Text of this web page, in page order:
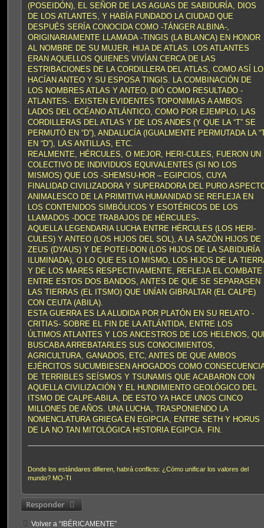
(POSEIDÓN), EL SEÑOR DE LAS AGUAS DE SABIDURÍA, DIOS
DE LOS ATLANTES, Y HABÍA FUNDADO LA CIUDAD QUE
DESPUÉS SERÍA CONOCIDA COMO -TÁNGER ALBINA-,
ORIGINARIAMENTE LLAMADA -TINGIS (LA BLANCA) EN HONOR
AL NOMBRE DE SU MUJER, HIJA DE ATLAS. LOS ATLANTES
ERAN AQUELLOS QUIENES VIVÍAN CERCA DE LAS
ESTRIBACIONES DE LA CORDILLERA DEL ATLAS, COMO ASÍ LO
HACÍAN ANTEO Y SU ESPOSA TINGIS. LA COMBINACIÓN DE
LOS NOMBRES ATLAS Y ANTEO, DIÓ COMO RESULTADO -
ATLANTES-. EXISTEN EVIDENTES TOPONIMIAS A AMBOS
LADOS DEL OCÉANO ATLÁNTICO, COMO POR EJEMPLO, LAS
CORDILLERAS DEL ATLAS Y DE LOS ANDES (Y QUE LA “T” SE
PERMUTÓ EN “D”), ANDALUCÍA (IGUALMENTE PERMUTADA LA
EN “D”), LAS ANTILLAS, ETC.
REALMENTE, HÉRCULES, O MEJOR, HERI-CULES, FUERON UN
COLECTIVO DE INDIVIDUOS EQUIVALENTES (SI NO LOS
MISMOS) QUE LOS -SHEMSU-HOR – EGIPCIOS, CUYA
FINALIDAD CIVILIZADORA Y SUPERADORA DEL PURO
ANIMALESCO DE LA PRIMITIVA HUMANIDAD SE REFLEJA EN
LOS CONTENIDOS SIMBÓLICOS Y ESOTÉRICOS DE LOS
LLAMADOS -DOCE TRABAJOS DE HÉRCULES-.
AQUELLA LEGENDARIA LUCHA ENTRE HÉRCULES (LOS HERI-
CULES) Y ANTEO (LOS HIJOS DEL SOL), A LA SAZÓN HIJOS DE
ZEUS (DYAUS) Y DE POTEI-DON (LOS HIJOS DE LA SABIDURÍA
ILUMINADA), O LO QUE ES LO MISMO, LOS HIJOS DE LA
Y DE LOS MARES RESPECTIVAMENTE, REFLEJA EL COMBATE
ENTRE ESTOS DOS BANDOS, ANTES DE QUE SE SEPARASEN
LAS TIERRAS (EL ITSMO) QUE UNÍAN GIBRALTAR (EL CALPE)
CON CEUTA (ABILA).
ESTA GUERRA ES LA ALUDIDA POR PLATÓN EN SU RELATO -
CRITIAS- SOBRE EL FIN DE LA ATLÁNTIDA, ENTRE LOS
ÚLTIMOS ATLANTES Y LOS ANCESTROS DE LOS HELENOS,
BUSCABA ARREBATARLES SUS CONOCIMIENTOS,
AGRICULTURA, GANADOS, ETC, ANTES DE QUE AMBOS
EJÉRCITOS SUCUMBIESEN AHOGADOS COMO
DE TERRIBLES SEÍSMOS Y TSUNAMIS QUE ACABARON CON
AQUELLA CIVILIZACIÓN Y EL HUNDIMIENTO GEOLÓGICO DEL
ITSMO DE CALPE-ABILA, DE ESTO YA HACE UNOS CINCO
MILLONES DE AÑOS. UNA LUCHA, TRASPONIENDO LA
NOMENCLATURA GRIEGA EN EGIPCIA, ENTRE SETH Y HORUS
DE LA NO TAN MITOLÓGICA HISTORIA EGIPCIA. FIN.
Donde los estándares difieren, habrá conflicto: ¿Cómo unificar los valores del
mundo? MO-TI
Responder
Volver a “IBÉRICAMENTE”